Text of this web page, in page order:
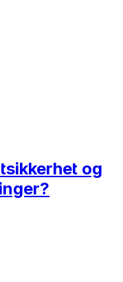
og